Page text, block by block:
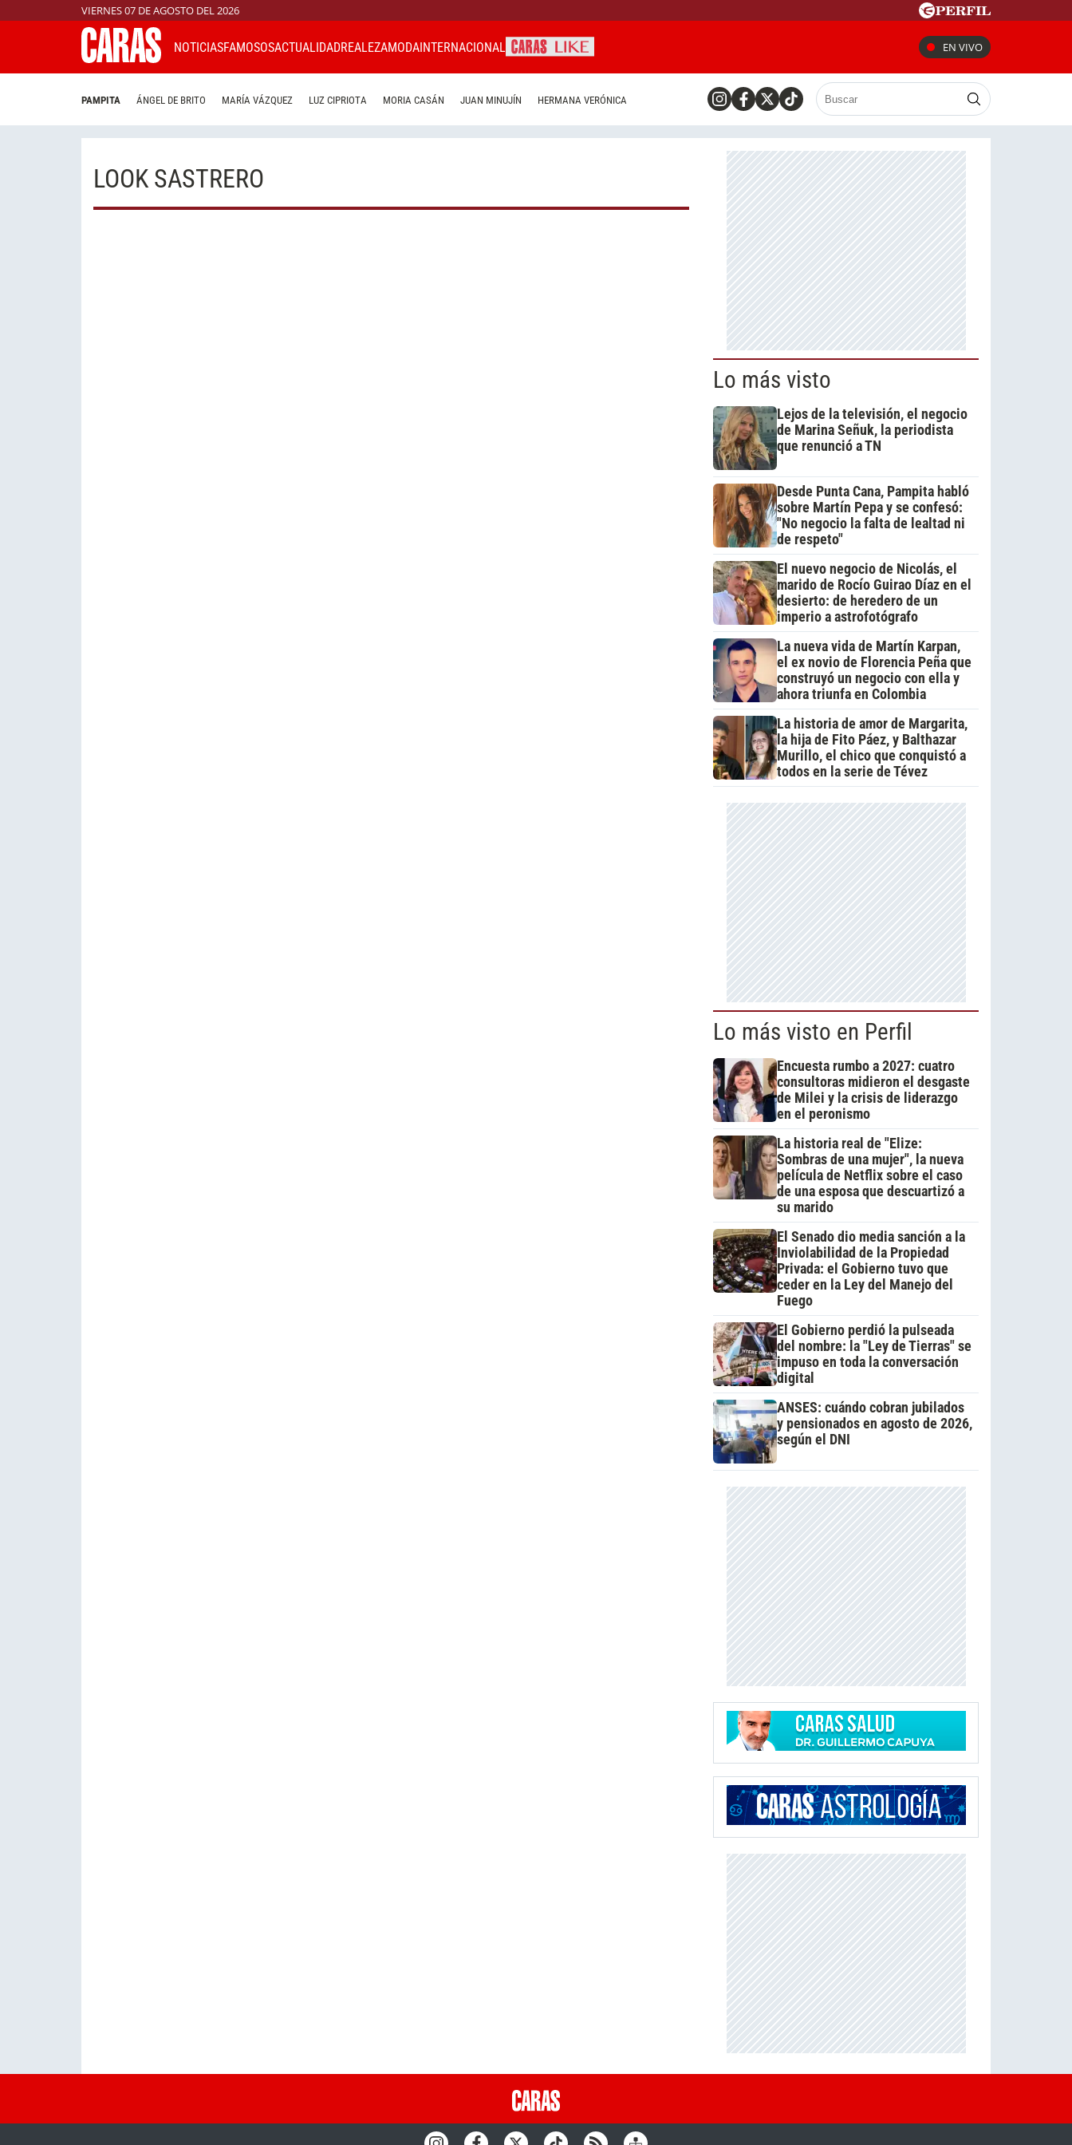
VIERNES 07 DE AGOSTO DEL 2026
NOTICIASFAMOSOSACTUALIDADREALEZAMODAINTERNACIONAL EN VIVO
PAMPITA ÁNGEL DE BRITO MARÍA VÁZQUEZ LUZ CIPRIOTA MORIA CASÁN JUAN MINUJÍN HERMANA VERÓNICA
LOOK SASTRERO
Lo más visto
Lejos de la televisión, el negocio
de Marina Señuk, la periodista
que renunció a TN
Desde Punta Cana, Pampita habló
sobre Martín Pepa y se confesó:
"No negocio la falta de lealtad ni
de respeto"
El nuevo negocio de Nicolás, el
marido de Rocío Guirao Díaz en el
desierto: de heredero de un
imperio a astrofotógrafo
La nueva vida de Martín Karpan,
el ex novio de Florencia Peña que
construyó un negocio con ella y
ahora triunfa en Colombia
La historia de amor de Margarita,
la hija de Fito Páez, y Balthazar
Murillo, el chico que conquistó a
todos en la serie de Tévez
Lo más visto en Perfil
Encuesta rumbo a 2027: cuatro
consultoras midieron el desgaste
de Milei y la crisis de liderazgo
en el peronismo
La historia real de "Elize:
Sombras de una mujer", la nueva
película de Netflix sobre el caso
de una esposa que descuartizó a
su marido
El Senado dio media sanción a la
Inviolabilidad de la Propiedad
Privada: el Gobierno tuvo que
ceder en la Ley del Manejo del
Fuego
El Gobierno perdió la pulseada
del nombre: la "Ley de Tierras" se
impuso en toda la conversación
digital
ANSES: cuándo cobran jubilados
y pensionados en agosto de 2026,
según el DNI